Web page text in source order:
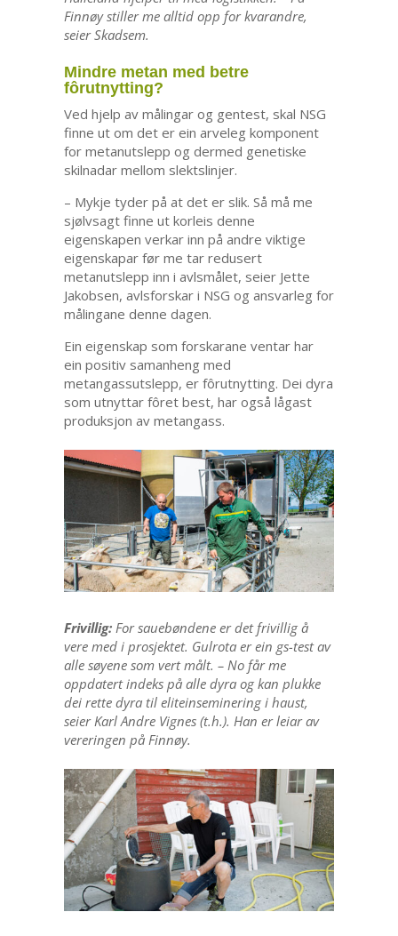
Finnøy stiller me alltid opp for kvarandre,
seier Skadsem.
Mindre metan med betre
fôrutnytting?
Ved hjelp av målingar og gentest, skal NSG
finne ut om det er ein arveleg komponent
for metanutslepp og dermed genetiske
skilnadar mellom slektslinjer.
– Mykje tyder på at det er slik. Så må me
sjølvsagt finne ut korleis denne
eigenskapen verkar inn på andre viktige
eigenskapar før me tar redusert
metanutslepp inn i avlsmålet, seier Jette
Jakobsen, avlsforskar i NSG og ansvarleg for
målingane denne dagen.
Ein eigenskap som forskarane ventar har
ein positiv samanheng med
metangassutslepp, er fôrutnytting. Dei dyra
som utnyttar fôret best, har også lågast
produksjon av metangass.
Frivillig:For sauebøndene er det frivillig å
vere med i prosjektet. Gulrota er ein gs-test av
alle søyene som vert målt. – No får me
oppdatert indeks på alle dyra og kan plukke
dei rette dyra til eliteinseminering i haust,
seier Karl Andre Vignes (t.h.). Han er leiar av
vereringen på Finnøy.